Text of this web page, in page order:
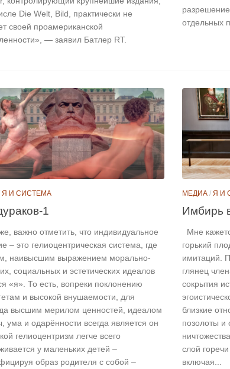
Die Welt, Bild, практически не
своей проамериканской
— заявил Батлер RT.
отдельных
Я И СИСТЕМА
1
важно отметить, что индивидуальное
– это гелиоцентрическая система, где
наивысшим выражением морально-
социальных и эстетических идеалов
«я». То есть, вопреки поклонению
и высокой внушаемости, для
высшим мерилом ценностей, идеалом
ума и одарённости всегда является он
гелиоцентризм легче всего
у маленьких детей –
образ родителя с собой –
МЕДИА / Я И
Имбирь
Мне
горький
имитаций.
глянец
сокрытия
близкие
позолоты и
слой горечи
включая...